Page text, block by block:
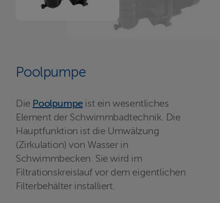
Poolpumpe
Die Poolpumpeist ein wesentliches
Element der Schwimmbadtechnik. Die
Hauptfunktion ist die Umwälzung
(Zirkulation) von Wasser in
Schwimmbecken. Sie wird im
Filtrationskreislauf vor dem eigentlichen
Filterbehälter installiert.